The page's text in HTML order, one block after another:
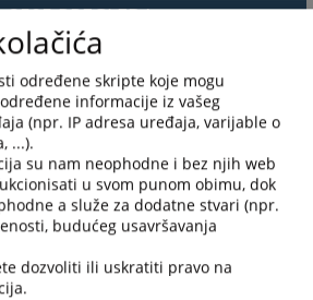
3505PREGLEDA
pristupa informacijama
određene skripte koje mogu
informacije iz vašeg
(npr. IP adresa uređaja, varijable o
...).
su nam neophodne i bez njih web
u svom punom obimu, dok
a služe za dodatne stvari (npr.
budućeg usavršavanja
dozvoliti ili uskratiti pravo na